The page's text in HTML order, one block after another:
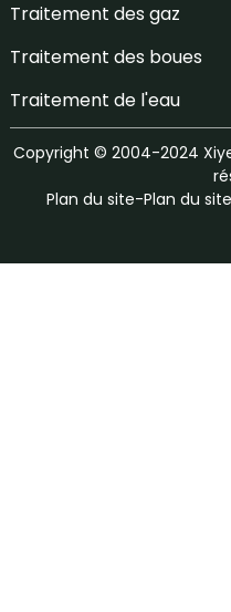
Traitement des gaz
Traitement des boues
Traitement de l'eau
Copyright © 2004-2024
Plan du site-Plan du